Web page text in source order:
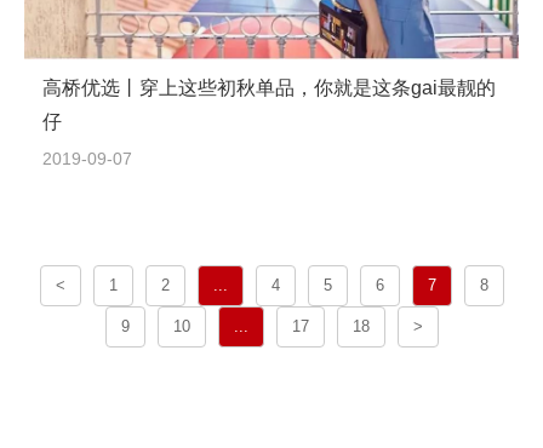
高桥优选丨穿上这些初秋单品，你就是这条gai最靓的
仔
2019-09-07
< 1 2 4 5 6 7 8
9 10 17 18 >